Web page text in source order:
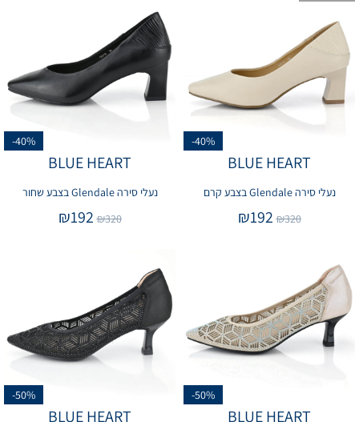
-40%
BLUE HEART
נעלי סירה Glendale בצבע קרם
₪320
₪192
-40%
BLUE HEART
נעלי סירה Glendale בצבע שחור
₪320
₪192
-50%
BLUE HEART
-50%
BLUE HEART